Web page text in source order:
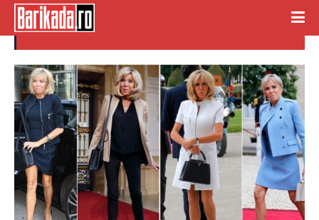
BRIGITTE MACRON